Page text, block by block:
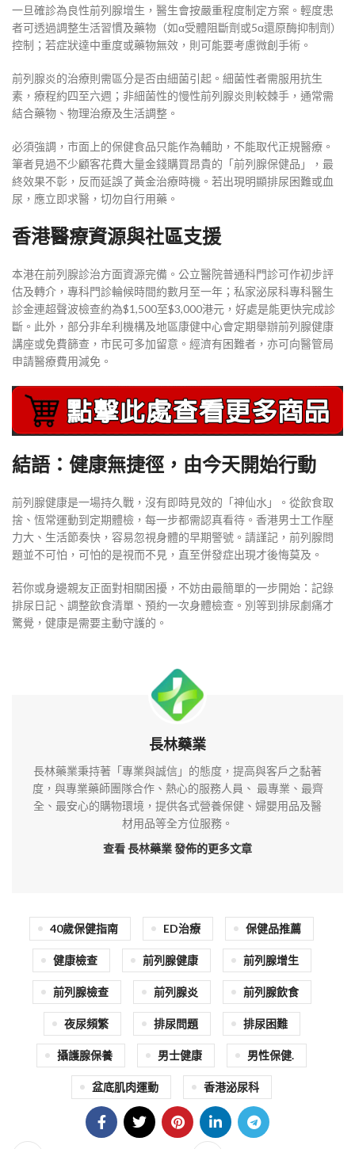
一旦確診為良性前列腺增生，醫生會按嚴重程度制定方案。輕度患
者可透過調整生活習慣及藥物（如α受體阻斷劑或5α還原酶抑制劑）
控制；若症狀達中重度或藥物無效，則可能要考慮微創手術。
前列腺炎的治療則需區分是否由細菌引起。細菌性者需服用抗生
素，療程約四至六週；非細菌性的慢性前列腺炎則較棘手，通常需
結合藥物、物理治療及生活調整。
必須強調，市面上的保健食品只能作為輔助，不能取代正規醫療。
筆者見過不少顧客花費大量金錢購買昂貴的「前列腺保健品」，最
終效果不彰，反而延誤了黃金治療時機。若出現明顯排尿困難或血
尿，應立即求醫，切勿自行用藥。
香港醫療資源與社區支援
本港在前列腺診治方面資源完備。公立醫院普通科門診可作初步評
估及轉介，專科門診輪候時間約數月至一年；私家泌尿科專科醫生
診金連超聲波檢查約為$1,500至$3,000港元，好處是能更快完成診
斷。此外，部分非牟利機構及地區康健中心會定期舉辦前列腺健康
講座或免費篩查，市民可多加留意。經濟有困難者，亦可向醫管局
申請醫療費用減免。
結語：健康無捷徑，由今天開始行動
前列腺健康是一場持久戰，沒有即時見效的「神仙水」。從飲食取
捨、恆常運動到定期體檢，每一步都需認真看待。香港男士工作壓
力大、生活節奏快，容易忽視身體的早期警號。請謹記，前列腺問
題並不可怕，可怕的是視而不見，直至併發症出現才後悔莫及。
若你或身邊親友正面對相關困擾，不妨由最簡單的一步開始：記錄
排尿日記、調整飲食清單、預約一次身體檢查。別等到排尿劇痛才
驚覺，健康是需要主動守護的。
長林藥業
長林藥業秉持著「專業與誠信」的態度，提高與客戶之黏著
度，與專業藥師團隊合作、熱心的服務人員、 最專業、最齊
全、最安心的購物環境，提供各式營養保健、婦嬰用品及醫
材用品等全方位服務。
查看 長林藥業發佈的更多文章
40歲保健指南 ED治療 保健品推薦
健康檢查 前列腺健康 前列腺增生
前列腺檢查 前列腺炎 前列腺飲食
夜尿頻繁 排尿問題 排尿困難
攝護腺保養 男士健康 男性保健.
盆底肌肉運動 香港泌尿科